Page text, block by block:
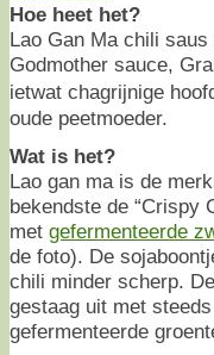
Hoe heet het?
Lao Gan Ma chili
Godmother sauce,
ietwat chagrijnige
oude peetmoeder.
Wat is het?
Lao gan ma is de
bekendste de “Crispy
met gefermenteerde
de foto). De
chili minder scherp.
gestaag uit met
gefermenteerde